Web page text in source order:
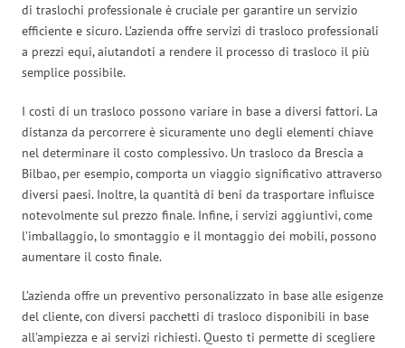
di traslochi professionale è cruciale per garantire un servizio
efficiente e sicuro. L’azienda offre servizi di trasloco professionali
a prezzi equi, aiutandoti a rendere il processo di trasloco il più
semplice possibile.
I costi di un trasloco possono variare in base a diversi fattori. La
distanza da percorrere è sicuramente uno degli elementi chiave
nel determinare il costo complessivo. Un trasloco da Brescia a
Bilbao, per esempio, comporta un viaggio significativo attraverso
diversi paesi. Inoltre, la quantità di beni da trasportare influisce
notevolmente sul prezzo finale. Infine, i servizi aggiuntivi, come
l’imballaggio, lo smontaggio e il montaggio dei mobili, possono
aumentare il costo finale.
L’azienda offre un preventivo personalizzato in base alle esigenze
del cliente, con diversi pacchetti di trasloco disponibili in base
all’ampiezza e ai servizi richiesti. Questo ti permette di scegliere